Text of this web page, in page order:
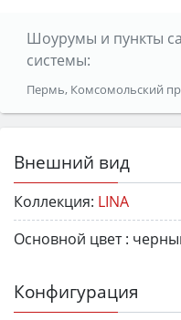
Шоурумы и пункты
системы:
Пермь, Комсомольский
Внешний вид
Коллекция: LINA
Основной цвет :
Конфигурация